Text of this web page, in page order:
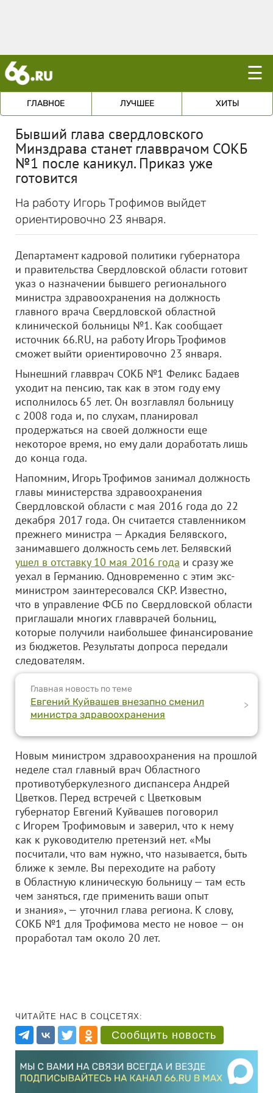
☰
ГЛАВНОЕ ЛУЧШЕЕ ХИТЫ
Бывший глава свердловского
Минздрава станет главврачом СОКБ
№1 после каникул. Приказ уже
готовится
На работу Игорь Трофимов выйдет
ориентировочно 23 января.
Департамент кадровой политики губернатора
и правительства Свердловской области готовит
указ о назначении бывшего регионального
министра здравоохранения на должность
главного врача Свердловской областной
клинической больницы №1. Как сообщает
источник 66.RU, на работу Игорь Трофимов
сможет выйти ориентировочно 23 января.
Нынешний главврач СОКБ №1 Феликс Бадаев
уходит на пенсию, так как в этом году ему
исполнилось 65 лет. Он возглавлял больницу
с 2008 года и, по слухам, планировал
продержаться на своей должности еще
некоторое время, но ему дали доработать лишь
до конца года.
Напомним, Игорь Трофимов занимал должность
главы министерства здравоохранения
Свердловской области с мая 2016 года до 22
декабря 2017 года. Он считается ставленником
прежнего министра — Аркадия Белявского,
занимавшего должность семь лет. Белявский
ушел в отставку 10 мая 2016 года и сразу же
уехал в Германию. Одновременно с этим экс-
министром заинтересовался СКР. Известно,
что в управление ФСБ по Свердловской области
приглашали многих главврачей больниц,
которые получили наибольшее финансирование
из бюджетов. Результаты допроса передали
следователям.
Главная новость по теме
Евгений Куйвашев внезапно сменил
министра здравоохранения
>
Новым министром здравоохранения на прошлой
неделе стал главный врач Областного
противотуберкулезного диспансера Андрей
Цветков. Перед встречей с Цветковым
губернатор Евгений Куйвашев поговорил
с Игорем Трофимовым и заверил, что к нему
как к руководителю претензий нет. «Мы
посчитали, что вам нужно, что называется, быть
ближе к земле. Вы переходите на работу
в Областную клиническую больницу — там есть
чем заняться, где применить ваши опыт
и знания», — уточнил глава региона. К слову,
СОКБ №1 для Трофимова место не новое — он
проработал там около 20 лет.
ЧИТАЙТЕ НАС В СОЦСЕТЯХ:
Сообщить новость